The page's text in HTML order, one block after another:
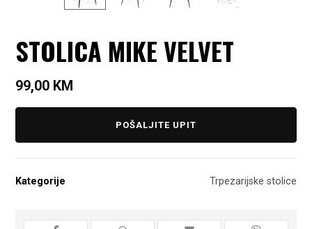
STOLICA MIKE VELVET
99,00 KM
POŠALJITE UPIT
Kategorije Trpezarijske stolice